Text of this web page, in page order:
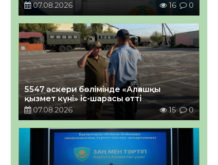
07.08.2026
16 0
5547 әскери бөлімінде «Алғашқы
қызмет күні» іс-шарасы өтті
07.08.2026
15 0